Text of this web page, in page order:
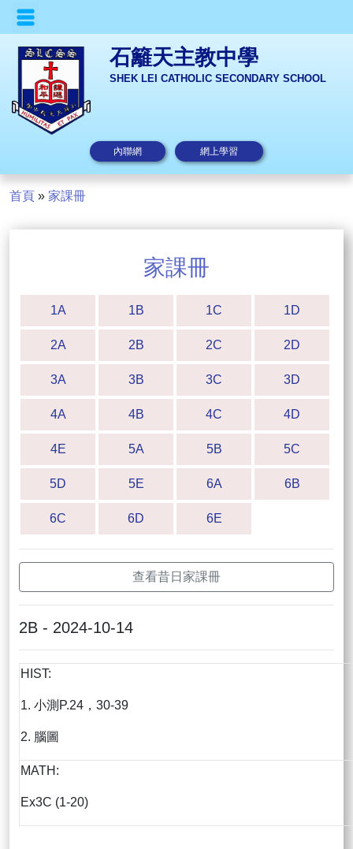
石籬天主教中學
SHEK LEI CATHOLIC SECONDARY SCHOOL
內聯網 網上學習
首頁 » 家課冊
家課冊
1A 1B 1C 1D
2A 2B 2C 2D
3A 3B 3C 3D
4A 4B 4C 4D
4E 5A 5B 5C
5D 5E 6A 6B
6C 6D 6E
查看昔日家課冊
2B - 2024-10-14
HIST:
1. 小測P.24，30-39
2. 腦圖
MATH:
Ex3C (1-20)